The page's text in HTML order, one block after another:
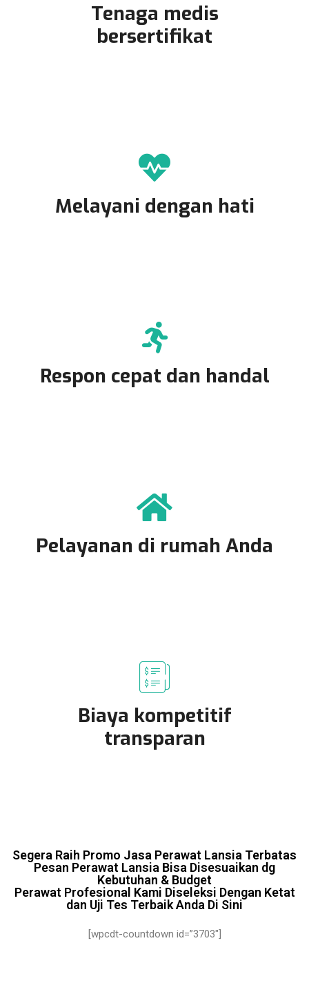
Tenaga medis
bersertifikat
Melayani dengan hati
Respon cepat dan handal
Pelayanan di rumah Anda
Biaya kompetitif
transparan
Segera Raih Promo Jasa Perawat Lansia Terbatas
Pesan Perawat Lansia Bisa Disesuaikan dg
Kebutuhan & Budget
Perawat Profesional Kami Diseleksi Dengan Ketat
dan Uji Tes Terbaik Anda Di Sini
[wpcdt-countdown id=”3703″]